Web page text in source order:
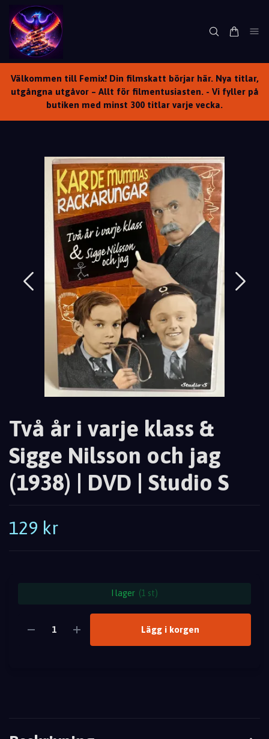
Välkommen till Femix! Din filmskatt börjar här. Nya titlar,
utgångna utgåvor – Allt för filmentusiasten. - Vi fyller på
butiken med minst 300 titlar varje vecka.
Två år i varje klass &
Sigge Nilsson och jag
(1938) | DVD | Studio S
129 kr
I lager (1 st)
Lägg i korgen